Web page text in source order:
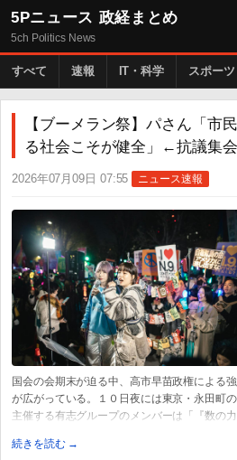
5Pニュース 政経まとめ
5ch Politics News
すべて 速報 IT・科学 スポーツ
【ブーメラン祭】パさん「市
る社会こそが健全」←抗議集
2026年07月09日 07:55 ニュース速報
国会の会期末が迫る中、高市早苗政権による
が広がっている。１０日夜には東京・永田町
主催する有志グループのメンバーは「『数の
続きを読む →